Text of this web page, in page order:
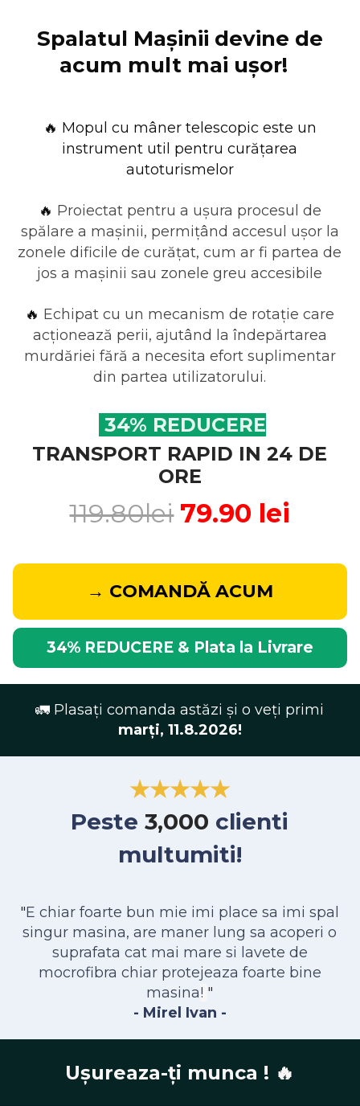
Spalatul Mașinii devine de
acum mult mai ușor!
🔥 Mopul cu mâner telescopic este un
instrument util pentru curățarea
autoturismelor
🔥 Proiectat pentru a ușura procesul de
spălare a mașinii, permițând accesul ușor la
zonele dificile de curățat, cum ar fi partea de
jos a mașinii sau zonele greu accesibile
🔥 Echipat cu un mecanism de rotație care
acționează perii, ajutând la îndepărtarea
murdăriei fără a necesita efort suplimentar
din partea utilizatorului.
34% REDUCERE
TRANSPORT RAPID IN 24 DE
ORE
119.80lei 79.90 lei
→ COMANDĂ ACUM
34% REDUCERE & Plata la Livrare
🚛 Plasați comanda astăzi și o veți primi
marți, 11.8.2026!
★★★★★
Peste3,000 clienti
multumiti!
"E chiar foarte bun mie imi place sa imi spal
singur masina, are maner lung sa acoperi o
suprafata cat mai mare si lavete de
mocrofibra chiar protejeaza foarte bine
masina! "
- Mirel Ivan -
Ușureaza-ți munca ! 🔥